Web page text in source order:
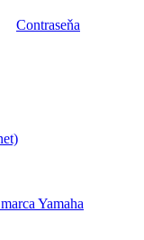
Contraseňa
Yamaha